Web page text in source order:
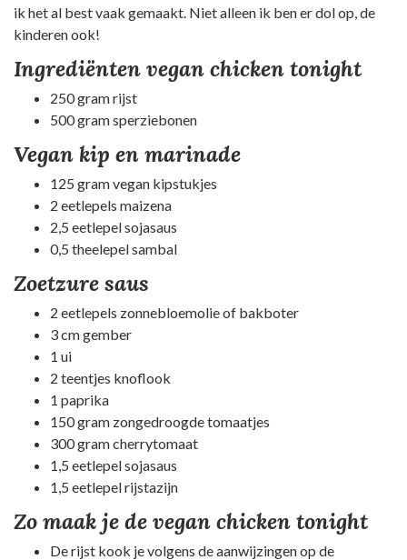
ik het al best vaak gemaakt. Niet alleen ik ben er dol op, de
kinderen ook!
Ingrediënten vegan chicken tonight
250 gram rijst
500 gram sperziebonen
Vegan kip en marinade
125 gram vegan kipstukjes
2 eetlepels maizena
2,5 eetlepel sojasaus
0,5 theelepel sambal
Zoetzure saus
2 eetlepels zonnebloemolie of bakboter
3 cm gember
1 ui
2 teentjes knoflook
1 paprika
150 gram zongedroogde tomaatjes
300 gram cherrytomaat
1,5 eetlepel sojasaus
1,5 eetlepel rijstazijn
Zo maak je de vegan chicken tonight
De rijst kook je volgens de aanwijzingen op de